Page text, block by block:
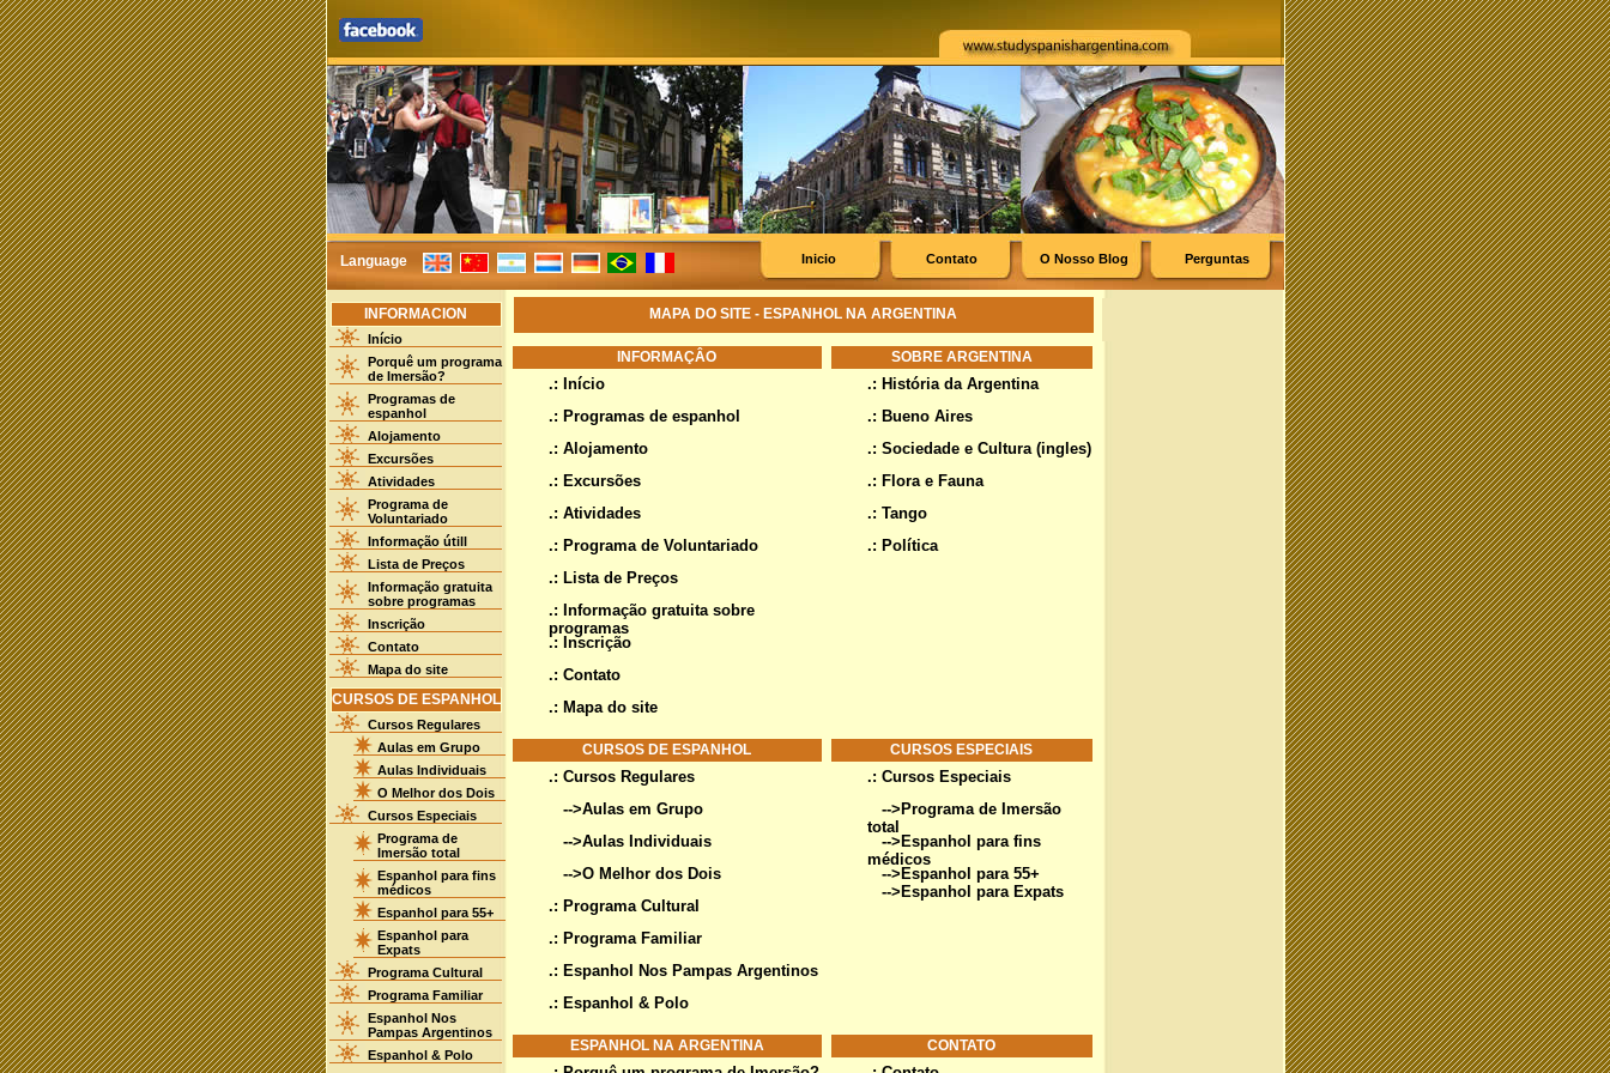
Language Perguntas
O Nosso Blog
Contato
Inicio
INFORMACION
Início
Porquê um programa
de Imersão?
Programas de
espanhol
Alojamento
Excursões
Atividades
Programa de
Voluntariado
Informação útill
Lista de Preços
Informação gratuita
sobre programas
Inscrição
Contato
Mapa do site
CURSOS DE ESPANHOL
Cursos Regulares
Aulas em Grupo
Aulas Individuais
O Melhor dos Dois
Cursos Especiais
Programa de
Imersão total
Espanhol para fins
médicos
Espanhol para 55+
Espanhol para
Expats
Programa Cultural
Programa Familiar
Espanhol Nos
Pampas Argentinos
Espanhol & Polo
MAPA DO SITE - ESPANHOL NA ARGENTINA
INFORMAÇÂO
.: Início
.: Programas de espanhol
.: Alojamento
.: Excursões
.: Atividades
.: Programa de Voluntariado
.: Lista de Preços
.: Informação gratuita sobre
programas
.: Inscrição
.: Contato
.: Mapa do site
SOBRE ARGENTINA
.: História da Argentina
.: Bueno Aires
.: Sociedade e Cultura (ingles)
.: Flora e Fauna
.: Tango
.: Política
CURSOS DE ESPANHOL
.: Cursos Regulares
-->Aulas em Grupo
-->Aulas Individuais
-->O Melhor dos Dois
.: Programa Cultural
.: Programa Familiar
.: Espanhol Nos Pampas Argentinos
.: Espanhol & Polo
CURSOS ESPECIAIS
.: Cursos Especiais
--> Programa de Imersão
total
--> Espanhol para fins
médicos
--> Espanhol para 55+
--> Espanhol para Expats
ESPANHOL NA ARGENTINA CONTATO